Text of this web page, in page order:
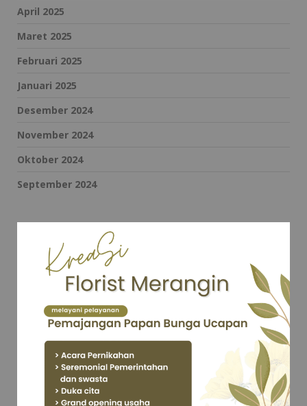
April 2025
Maret 2025
Februari 2025
Januari 2025
Desember 2024
November 2024
Oktober 2024
September 2024